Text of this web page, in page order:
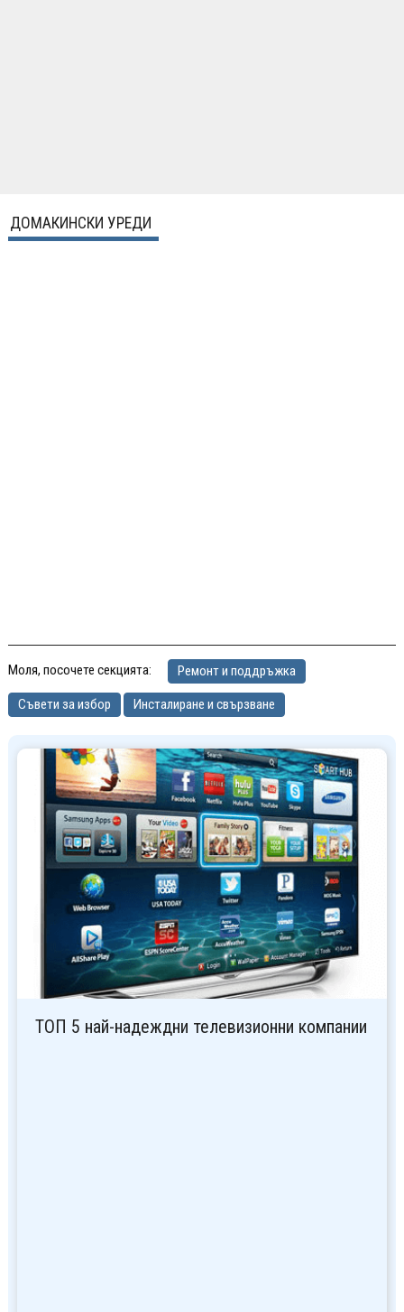
ДОМАКИНСКИ УРЕДИ
Моля, посочете секцията: Ремонт и поддръжка
Съвети за избор Инсталиране и свързване
ТОП 5 най-надеждни телевизионни компании